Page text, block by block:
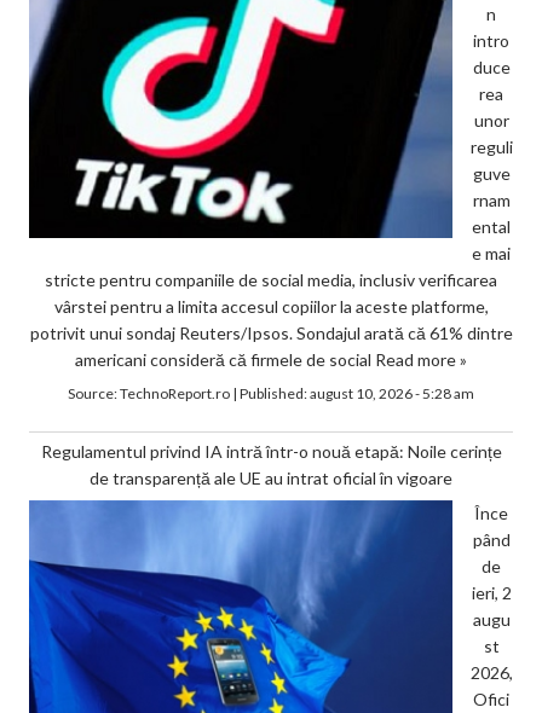
n
intro
duce
rea
unor
reguli
guve
rnam
ental
e mai
stricte pentru companiile de social media, inclusiv verificarea
vârstei pentru a limita accesul copiilor la aceste platforme,
potrivit unui sondaj Reuters/Ipsos. Sondajul arată că 61% dintre
americani consideră că firmele de social Read more »
Source:TechnoReport.ro | Published:august 10, 2026 - 5:28 am
Regulamentul privind IA intră într-o nouă etapă: Noile cerințe
de transparență ale UE au intrat oficial în vigoare
Înce
pând
de
ieri, 2
augu
st
2026,
Ofici